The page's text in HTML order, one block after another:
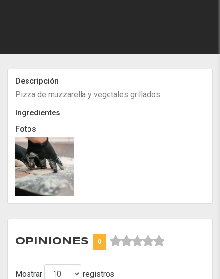
Descripción
Pizza de muzzarella y vegetales grillados
Ingredientes
Fotos
OPINIONES 0 


Mostrar
registros